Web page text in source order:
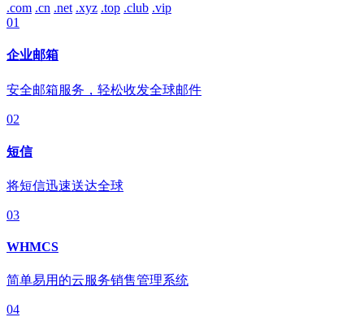
.com .cn .net .xyz .top .club .vip
01
企业邮箱
安全邮箱服务，轻松收发全球邮件
02
短信
将短信迅速送达全球
03
WHMCS
简单易用的云服务销售管理系统
04